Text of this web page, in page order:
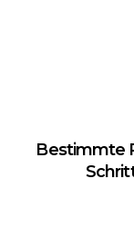
Bestimmte